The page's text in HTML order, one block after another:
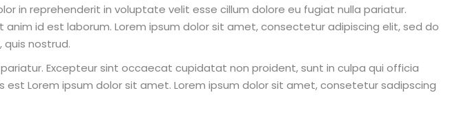
in reprehenderit in voluptate velit esse cillum dolore eu fugiat nulla pariatur.
id est laborum. Lorem ipsum dolor sit amet, consectetur adipiscing elit, sed do
nostrud.
Excepteur sint occaecat cupidatat non proident, sunt in culpa qui officia
Lorem ipsum dolor sit amet. Lorem ipsum dolor sit amet, consetetur sadipscing